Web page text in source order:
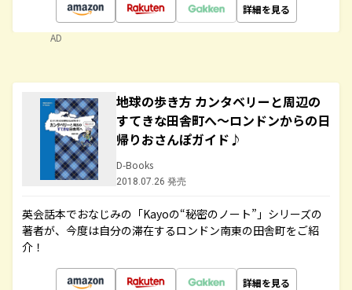
詳細を見る
AD
地球の歩き方 カンタベリーと周辺の
すてきな田舎町へ～ロンドンからの日
帰りおさんぽガイド♪
D-Books
2018.07.26 発売
英会話本でおなじみの「Kayoの“秘密のノート”」シリーズの
著者が、今度は自分の滞在するロンドン南東の田舎町をご紹
介！
詳細を見る